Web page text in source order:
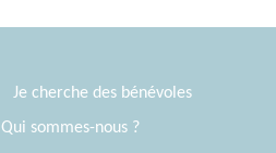
Je cherche des bénévoles
Qui sommes-nous ?